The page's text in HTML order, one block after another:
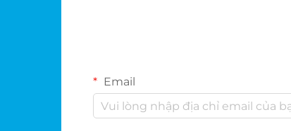
Email